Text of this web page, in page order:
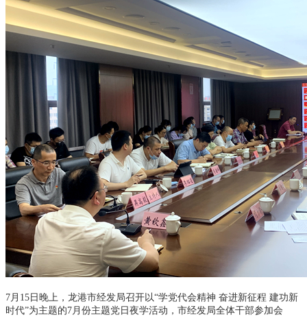
7月15日晚上，龙港市经发局召开以“学党代会精神 奋进新征程 建功新
时代”为主题的7月份主题党日夜学活动，市经发局全体干部参加会